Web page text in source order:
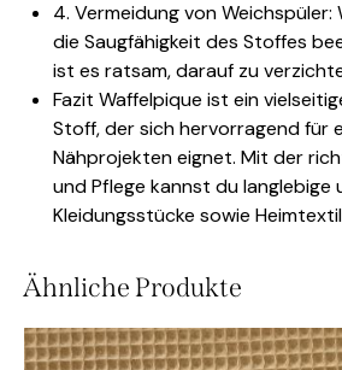
4. Vermeidung von Weichspüler:
die Saugfähigkeit des Stoffes
ist es ratsam, darauf zu
Fazit Waffelpique ist ein
Stoff, der sich hervorragend für
Nähprojekten eignet. Mit der
und Pflege kannst du langlebige
Kleidungsstücke sowie
Ähnliche Produkte